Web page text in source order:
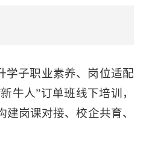
学子职业素养、岗位适配
牛人”订单班线下培训，
岗课对接、校企共育、